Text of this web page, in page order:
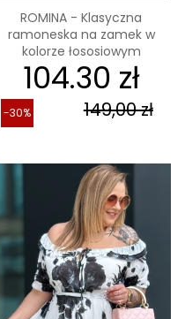
ROMINA - Klasyczna
ramoneska na zamek w
kolorze łososiowym
104.30 zł
149,00 zł
-30%